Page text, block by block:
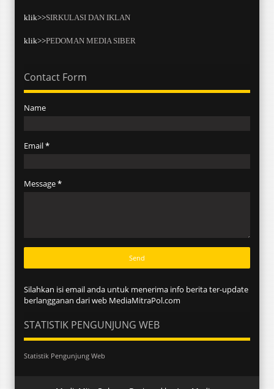
klik>>SIRKULASI DAN IKLAN
klik>>PEDOMAN MEDIA SIBER
Contact Form
Name
Email*
Message*
Silahkan isi email anda untuk menerima info berita ter-update
berlangganan dari web MediaMitraPol.com
STATISTIK PENGUNJUNG WEB
Statistik Pengunjung Web